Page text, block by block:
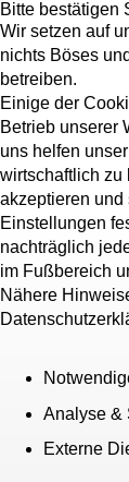
Bitte bestätigen
Wir setzen auf
nichts Böses
betreiben.
Einige der
Betrieb unserer
uns helfen
wirtschaftlich zu
akzeptieren und
Einstellungen
nachträglich
im Fußbereich
Nähere
Analyse &
Externe